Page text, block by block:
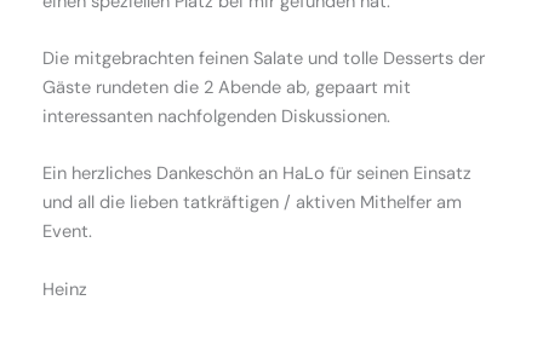
Die mitgebrachten feinen Salate und tolle Desserts der
Gäste rundeten die 2 Abende ab, gepaart mit
interessanten nachfolgenden Diskussionen.
Ein herzliches Dankeschön an HaLo für seinen Einsatz
und all die lieben tatkräftigen / aktiven Mithelfer am
Event.
Heinz